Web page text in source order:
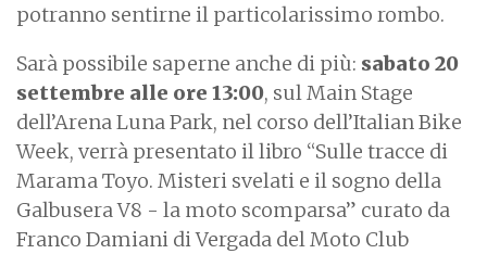
potranno sentirne il particolarissimo rombo.
Sarà possibile saperne anche di più: sabato 20
settembre alle ore 13:00, sul Main Stage
dell’Arena Luna Park, nel corso dell’Italian Bike
Week, verrà presentato il libro “Sulle tracce di
Marama Toyo. Misteri svelati e il sogno della
Galbusera V8 - la moto scomparsa” curato da
Franco Damiani di Vergada del Moto Club